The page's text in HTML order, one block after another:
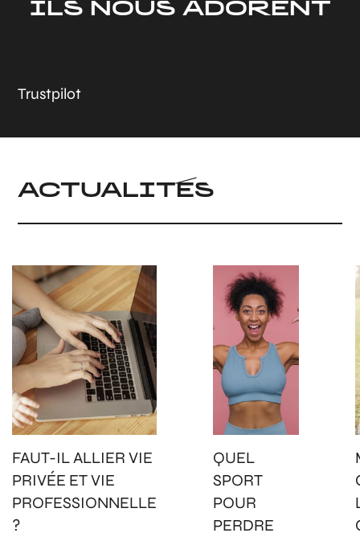
ILS NOUS ADORENT
Trustpilot
ACTUALITÉS
FAUT-IL ALLIER VIE
PRIVÉE ET VIE
PROFESSIONNELLE
?
QUEL
SPORT
POUR
PERDRE